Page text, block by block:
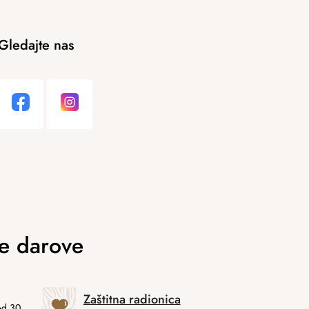
nas
Zaštitna radionica